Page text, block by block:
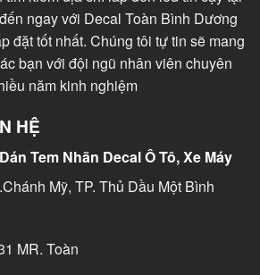
ngay với Decal Toàn Bình Dương
đặt tốt nhất. Chúng tôi tự tin sẽ mang
bạn với đội ngũ nhân viên chuyên
năm kinh nghiệm
HỆ
Tem Nhãn Decal Ô Tô, Xe Máy
Mỹ, TP. Thủ Dầu Một Bình
MR. Toàn